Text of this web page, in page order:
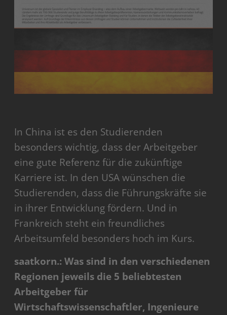
In China ist es den Studierenden
besonders wichtig, dass der Arbeitgeber
eine gute Referenz für die zukünftige
Karriere ist. In den USA wünschen die
Studierenden, dass die Führungskräfte sie
in ihrer Entwicklung fördern. Und in
Frankreich steht ein freundliches
Arbeitsumfeld besonders hoch im Kurs.
saatkorn.: Was sind in den verschiedenen
Regionen jeweils die 5 beliebtesten
Arbeitgeber für
Wirtschaftswissenschaftler, Ingenieure